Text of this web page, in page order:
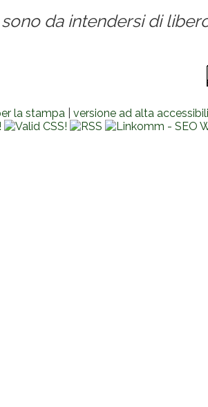
da intendersi di
la stampa versione ad alta